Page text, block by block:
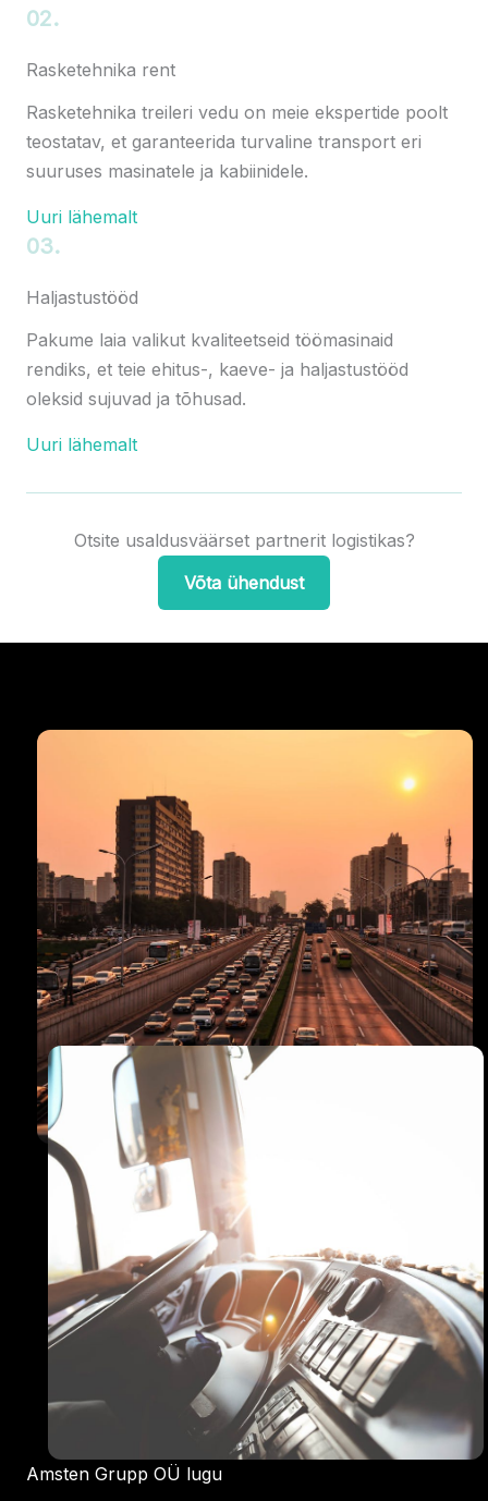
02.
Rasketehnika rent
Rasketehnika treileri vedu on meie ekspertide poolt
teostatav, et garanteerida turvaline transport eri
suuruses masinatele ja kabiinidele.
Uuri lähemalt
03.
Haljastustööd
Pakume laia valikut kvaliteetseid töömasinaid
rendiks, et teie ehitus-, kaeve- ja haljastustööd
oleksid sujuvad ja tõhusad.
Uuri lähemalt
Otsite usaldusväärset partnerit logistikas?
Võta ühendust
Amsten Grupp OÜ lugu